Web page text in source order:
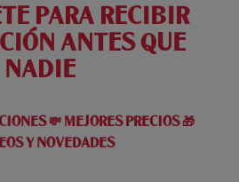
PARA RECIBIR
ANTES QUE
NADIE
💸 MEJORES PRECIOS 🎁
Y NOVEDADES